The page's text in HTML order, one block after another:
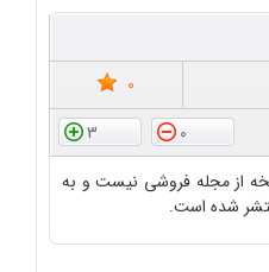
0
0
3
از مجله فروشی نیست و به
شده است.